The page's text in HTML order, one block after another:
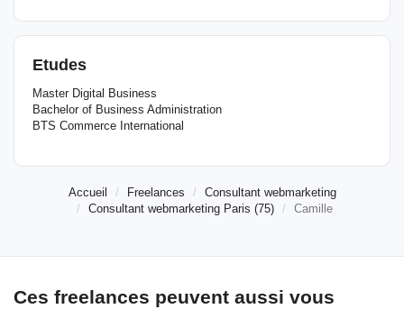
Etudes
Master Digital Business
Bachelor of Business Administration
BTS Commerce International
Accueil Freelances
Consultant webmarketing
Consultant webmarketing Paris (75)
Camille
Ces freelances peuvent aussi vous